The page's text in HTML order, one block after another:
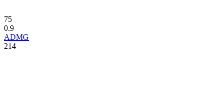
75
0.9
ADMG
214